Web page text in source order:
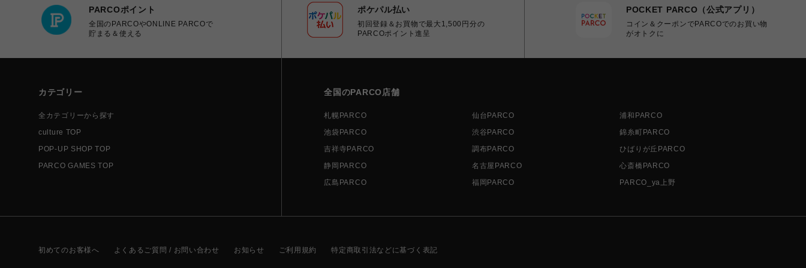
PARCOポイント
全国のPARCOやONLINE PARCOで
貯まる＆使える
ポケパル払い
初回登録＆お買物で最大1,500円分の
PARCOポイント進呈
POCKET PARCO（公式アプリ）
コイン＆クーポンでPARCOでのお買い物
がオトクに
カテゴリー
全カテゴリーから探す
culture TOP
POP-UP SHOP TOP
PARCO GAMES TOP
全国のPARCO店舗
札幌PARCO 仙台PARCO
浦和PARCO
池袋PARCO
渋谷PARCO
錦糸町PARCO
吉祥寺PARCO
調布PARCO
ひばりが丘PARCO
静岡PARCO
名古屋PARCO
心斎橋PARCO
広島PARCO
福岡PARCO PARCO_ya上野
初めてのお客様へ よくあるご質問 / お問い合わせ お知らせ ご利用規約 特定商取引法などに基づく表記